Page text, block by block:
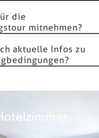
die
mitnehmen?
aktuelle Infos zu